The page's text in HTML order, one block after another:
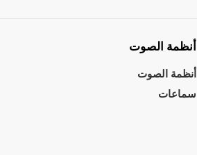
أنظمة الصوت
أنظمة الصوت
سماعات